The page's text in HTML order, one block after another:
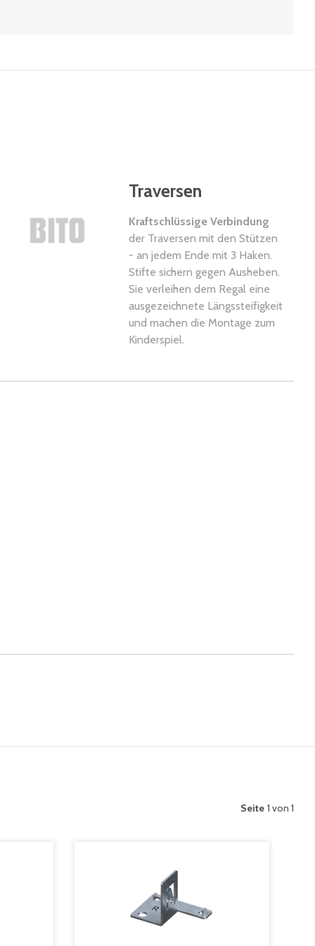
Traversen
Kraftschlüssige Verbindung
der Traversen mit den Stützen
- an jedem Ende mit 3 Haken.
Stifte sichern gegen Ausheben.
Sie verleihen dem Regal eine
ausgezeichnete Längssteifigkeit
und machen die Montage zum
Kinderspiel.
Seite 1 von 1